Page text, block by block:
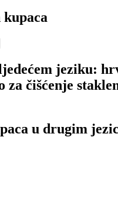
kupaca
jeziku:
za čišćenje
u drugim